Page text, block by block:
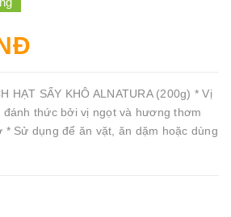
HẠT SẤY KHÔ ALNATURA (200g) * Vị
thức bởi vị ngọt và hương thơm
* Sử dụng để ăn vặt, ăn dặm hoặc dùng